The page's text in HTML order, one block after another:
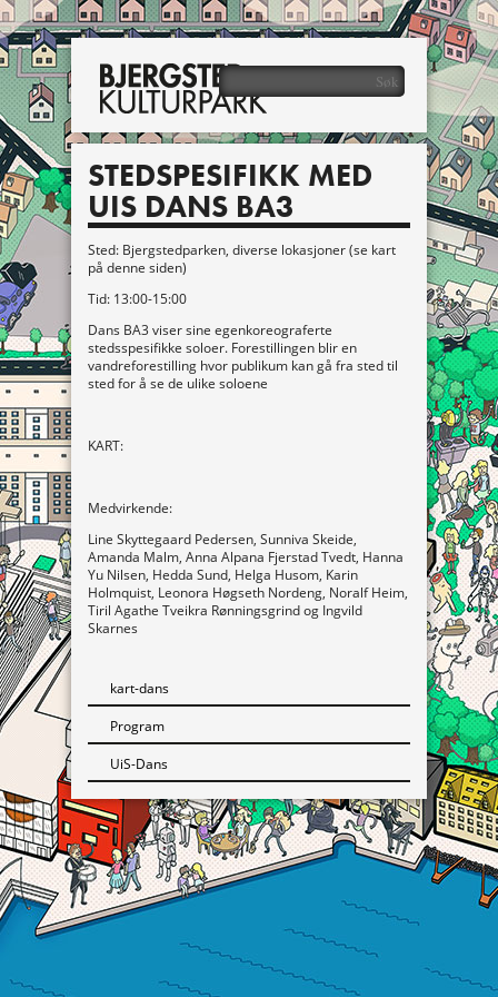
STEDSPESIFIKK MED
UIS DANS BA3
Sted: Bjergstedparken, diverse lokasjoner (se kart
på denne siden)
Tid: 13:00-15:00
Dans BA3 viser sine egenkoreograferte
stedsspesifikke soloer. Forestillingen blir en
vandreforestilling hvor publikum kan gå fra sted til
sted for å se de ulike soloene
KART:
Medvirkende:
Line Skyttegaard Pedersen, Sunniva Skeide,
Amanda Malm, Anna Alpana Fjerstad Tvedt, Hanna
Yu Nilsen, Hedda Sund, Helga Husom, Karin
Holmquist, Leonora Høgseth Nordeng, Noralf Heim,
Tiril Agathe Tveikra Rønningsgrind og Ingvild
Skarnes
kart-dans
Program
UiS-Dans